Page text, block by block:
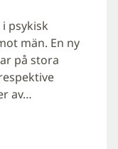
psykisk
män. En ny
på stora
av…